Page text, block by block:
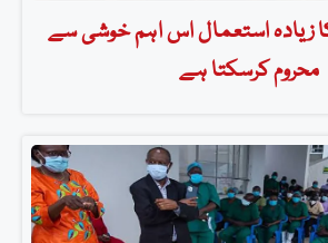
زیادہ استعمال اس اہم خوشی سے
محروم کرسکتا ہے